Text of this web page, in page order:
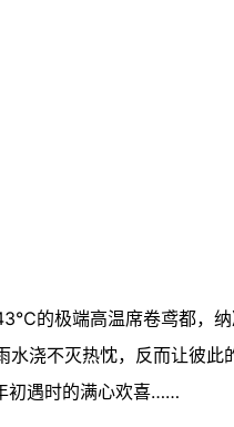
的极端高温席卷鸢都，
浇不灭热忱，反而让彼
初遇时的满心欢喜……